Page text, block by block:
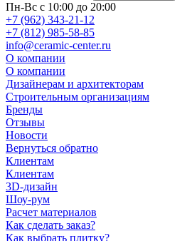
Пн-Вс с 10:00 до 20:00
+7 (962) 343-21-12
+7 (812) 985-58-85
info@ceramic-center.ru
О компании
О компании
Дизайнерам и архитекторам
Строительным организациям
Бренды
Отзывы
Новости
Вернуться обратно
Клиентам
Клиентам
3D-дизайн
Шоу-рум
Расчет материалов
Как сделать заказ?
Как выбрать плитку?